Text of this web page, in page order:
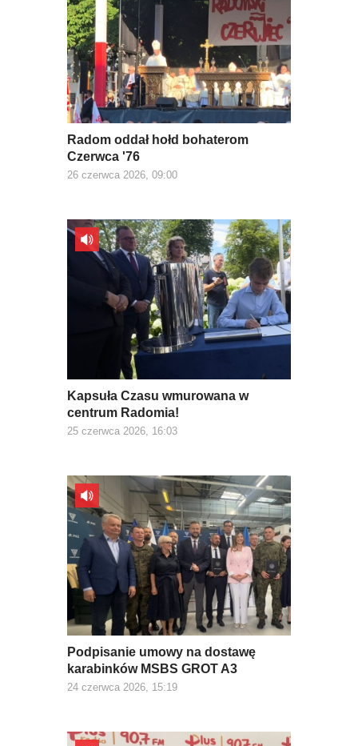
Radom oddał hołd bohaterom
Czerwca '76
26 czerwca 2026, 09:00
Kapsuła Czasu wmurowana w
centrum Radomia!
25 czerwca 2026, 16:03
Podpisanie umowy na dostawę
karabinków MSBS GROT A3
24 czerwca 2026, 15:19